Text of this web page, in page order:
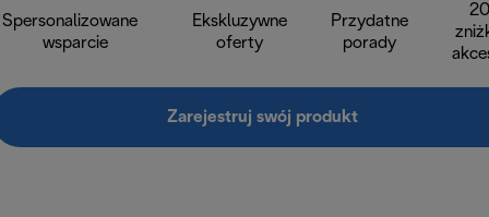
Spersonalizowane
wsparcie
Ekskluzywne
oferty
Przydatne
porady
Zarejestruj swój produkt